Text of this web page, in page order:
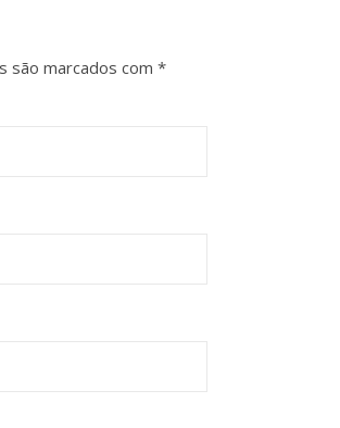
são marcados com *